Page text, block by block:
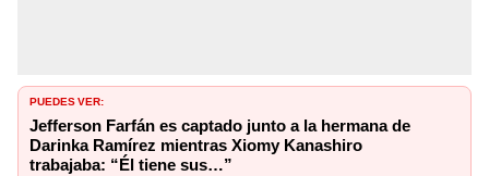
PUEDES VER:
Jefferson Farfán es captado junto a la hermana de
Darinka Ramírez mientras Xiomy Kanashiro
trabajaba: “Él tiene sus…”